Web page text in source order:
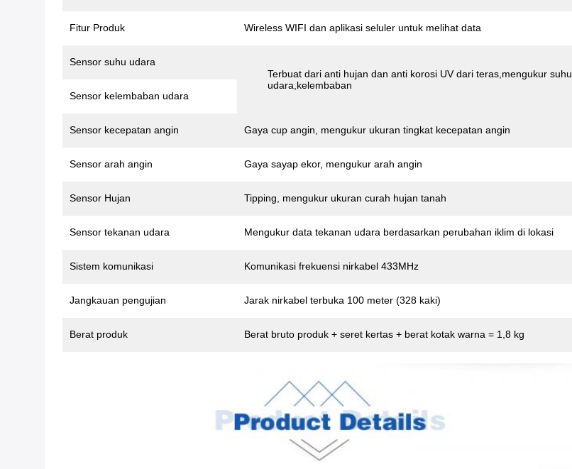
Fitur Produk Wireless WIFI dan aplikasi seluler untuk melihat data
Sensor suhu udara
Terbuat dari anti hujan dan anti korosi UV dari teras,mengukur suhu
udara,kelembaban
Sensor kelembaban udara
Sensor kecepatan angin Gaya cup angin, mengukur ukuran tingkat kecepatan angin
Sensor arah angin Gaya sayap ekor, mengukur arah angin
Sensor Hujan Tipping, mengukur ukuran curah hujan tanah
Sensor tekanan udara Mengukur data tekanan udara berdasarkan perubahan iklim di lokasi
Sistem komunikasi Komunikasi frekuensi nirkabel 433MHz
Jangkauan pengujian Jarak nirkabel terbuka 100 meter (328 kaki)
Berat produk Berat bruto produk + seret kertas + berat kotak warna = 1,8 kg